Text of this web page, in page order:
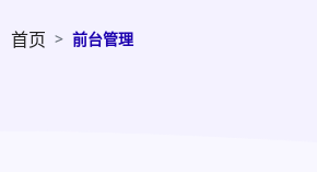
首页 前台管理